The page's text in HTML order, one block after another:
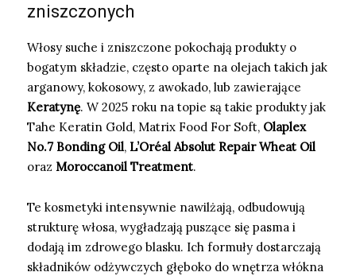
zniszczonych
Włosy suche i zniszczone pokochają produkty o
bogatym składzie, często oparte na olejach takich jak
arganowy, kokosowy, z awokado, lub zawierające
Keratynę. W 2025 roku na topie są takie produkty jak
Tahe Keratin Gold, Matrix Food For Soft, Olaplex
No.7 Bonding Oil, L’Oréal Absolut Repair Wheat Oil
oraz Moroccanoil Treatment.
Te kosmetyki intensywnie nawilżają, odbudowują
strukturę włosa, wygładzają puszące się pasma i
dodają im zdrowego blasku. Ich formuły dostarczają
składników odżywczych głęboko do wnętrza włókna